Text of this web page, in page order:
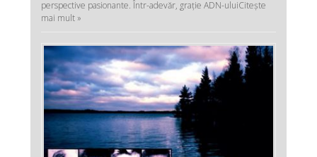
perspective pasionante. Într-adevăr, graţie ADN-uluiCitește
mai mult »